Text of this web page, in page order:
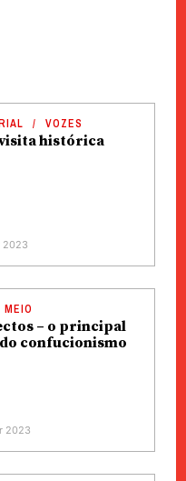
VOZES
histórica
2023
MEIO
– o principal
confucionismo
2023